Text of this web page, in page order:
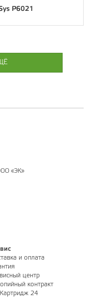
P6021
«ЭК»
и оплата
центр
контракт
24